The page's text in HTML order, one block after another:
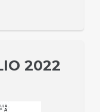
2022